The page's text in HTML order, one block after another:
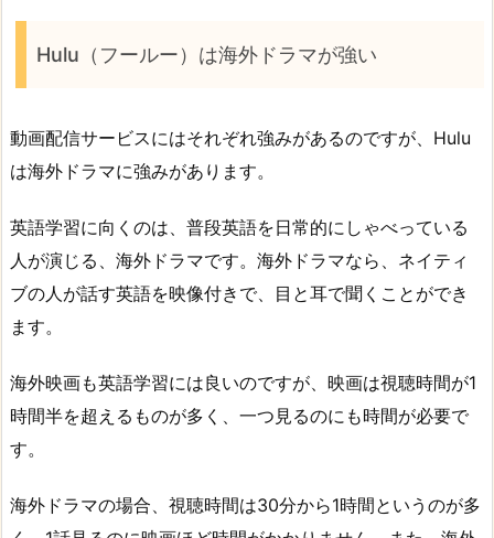
Hulu（フールー）は海外ドラマが強い
動画配信サービスにはそれぞれ強みがあるのですが、Hulu
は海外ドラマに強みがあります。
英語学習に向くのは、普段英語を日常的にしゃべっている
人が演じる、海外ドラマです。海外ドラマなら、ネイティ
ブの人が話す英語を映像付きで、目と耳で聞くことができ
ます。
海外映画も英語学習には良いのですが、映画は視聴時間が1
時間半を超えるものが多く、一つ見るのにも時間が必要で
す。
海外ドラマの場合、視聴時間は30分から1時間というのが多